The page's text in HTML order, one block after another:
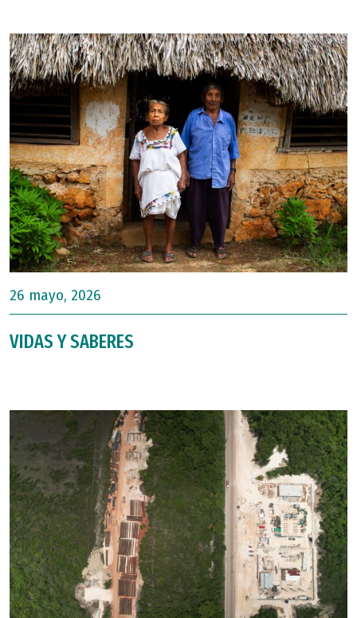
26 mayo, 2026
VIDAS Y SABERES